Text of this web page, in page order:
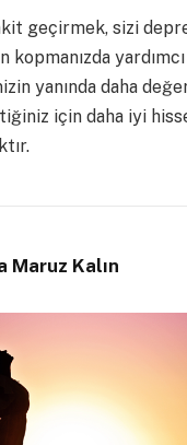
geçirmek, sizi
kopmanızda
yanında daha
için daha iyi
Maruz Kalın